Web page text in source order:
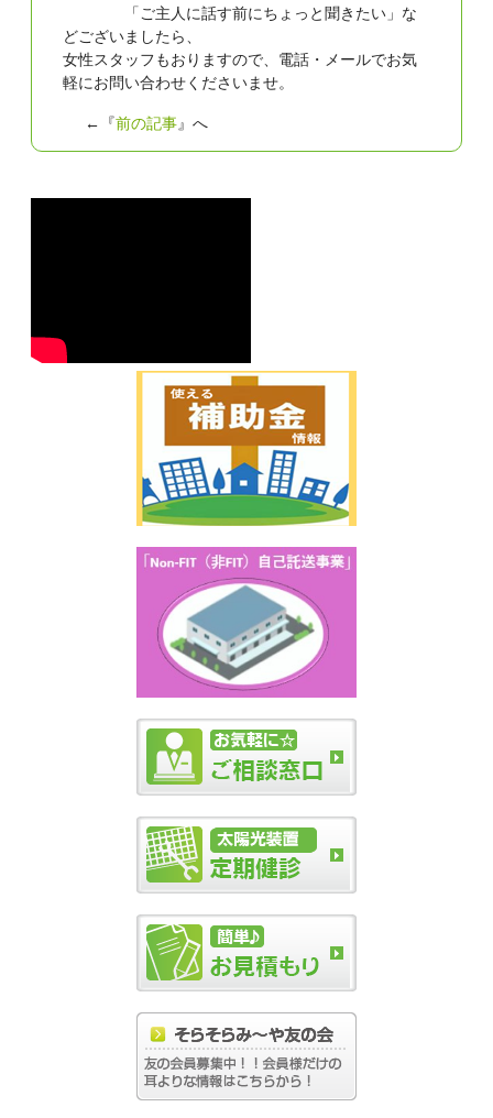
「ご主人に話す前にちょっと聞きたい」な
どございましたら、
女性スタッフもおりますので、電話・メールでお気
軽にお問い合わせくださいませ。
←『前の記事 』へ